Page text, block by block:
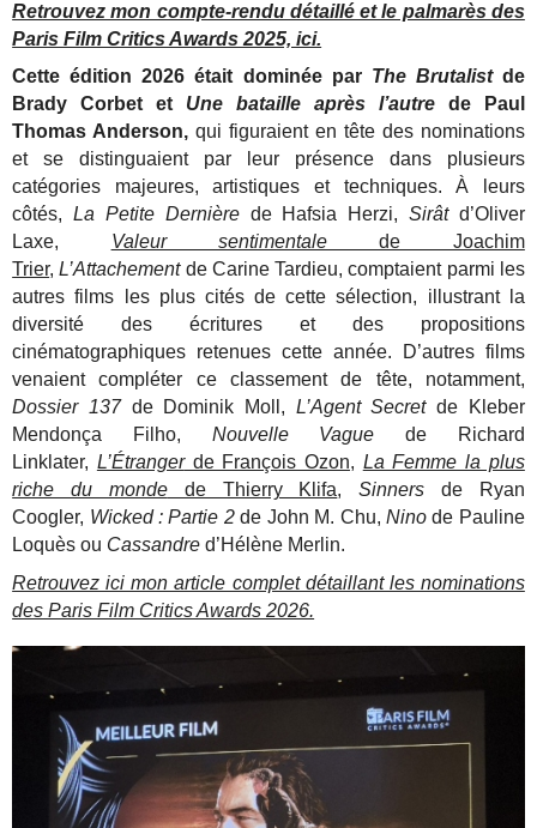
Retrouvez mon compte-rendu détaillé et le palmarès des
Paris Film Critics Awards 2025, ici.
Cette édition 2026 était dominée par The Brutalist de
Brady Corbet et Une bataille après l’autrede Paul
Thomas Anderson,qui figuraient en tête des nominations
et se distinguaient par leur présence dans plusieurs
catégories majeures, artistiques et techniques. À leurs
côtés, La Petite Dernière de Hafsia Herzi,Sirâtd’Oliver
Laxe, Valeur sentimentale de Joachim
Trier,L’Attachement de Carine Tardieu, comptaient parmi les
autres films les plus cités de cette sélection, illustrant la
diversité des écritures et des propositions
cinématographiques retenues cette année. D’autres films
venaient compléter ce classement de tête, notamment,
Dossier 137de Dominik Moll, L’Agent Secretde Kleber
Mendonça Filho, Nouvelle Vaguede Richard
Linklater, L’Étrangerde François Ozon, La Femme la plus
riche du mondede Thierry Klifa,Sinnersde Ryan
Coogler, Wicked : Partie 2de John M. Chu, Nino de Pauline
Loquès ou Cassandred’Hélène Merlin.
Retrouvez ici mon article complet détaillant les nominations
des Paris Film Critics Awards 2026.